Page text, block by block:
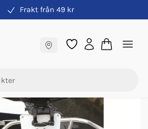
Frakt från 49 kr
Samma pris online & i butik